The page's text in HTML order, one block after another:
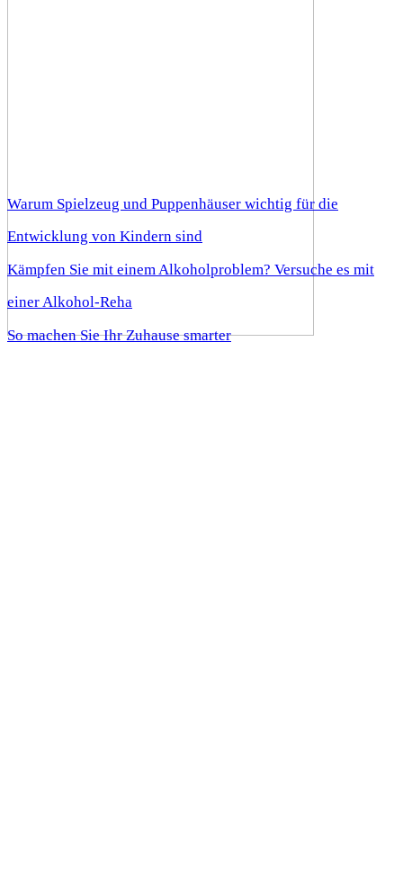
Warum Spielzeug und Puppenhäuser wichtig für die
Entwicklung von Kindern sind
Kämpfen Sie mit einem Alkoholproblem? Versuche es mit
einer Alkohol-Reha
So machen Sie Ihr Zuhause smarter